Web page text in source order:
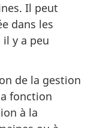
Il peut
dans les
y a peu
de la gestion
fonction
à la